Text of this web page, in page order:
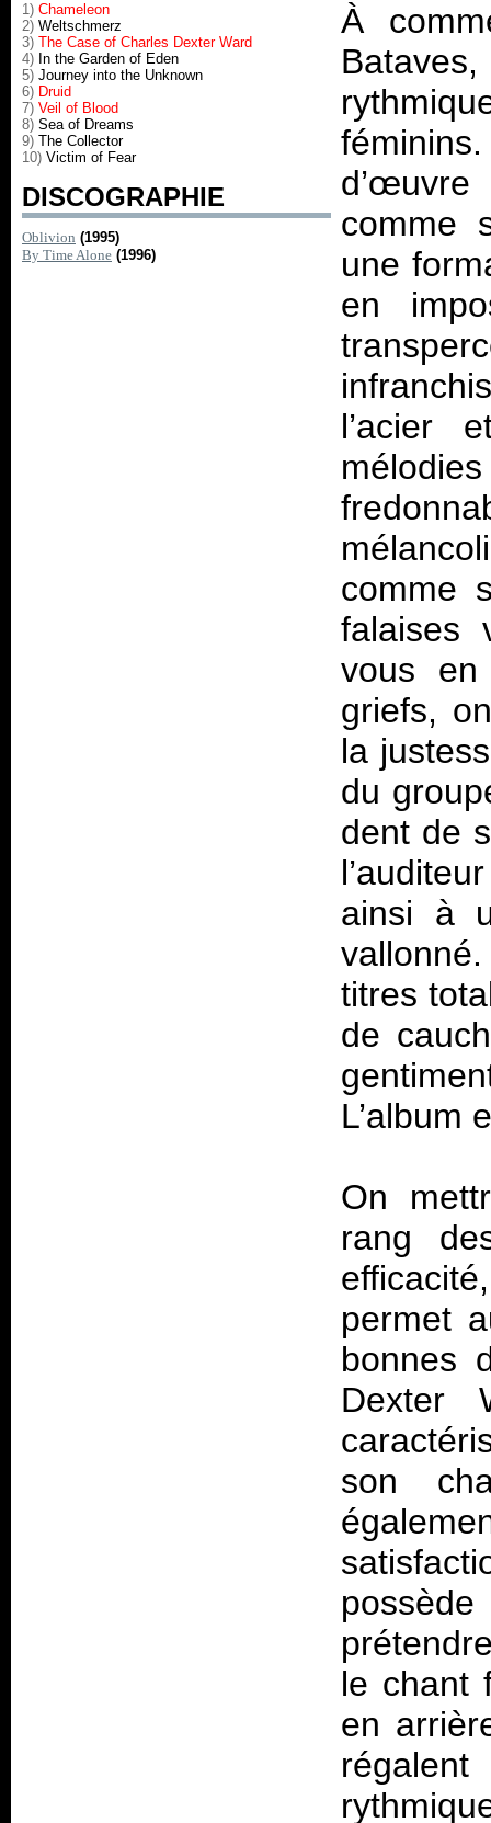
1) Chameleon
2) Weltschmerz
3) The Case of Charles Dexter Ward
4) In the Garden of Eden
5) Journey into the Unknown
6) Druid
7) Veil of Blood
8) Sea of Dreams
9) The Collector
10) Victim of Fear
DISCOGRAPHIE
Oblivion (1995)
By Time Alone (1996)
À
comme
une
en
l’acier
comme
falaises
vous
griefs,
la
du
dent de
ainsi à
titres
de
L’album
On
rang
permet
bonnes
Dexter
son
le chant
en